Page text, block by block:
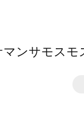
マンサモス